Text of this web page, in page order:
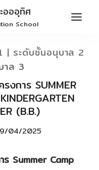
อออุทิศ
School
| ระดับชั้นอนุบาล 2
าล 3
งการ SUMMER
(B.B.)
04/2025
ร Summer Camp